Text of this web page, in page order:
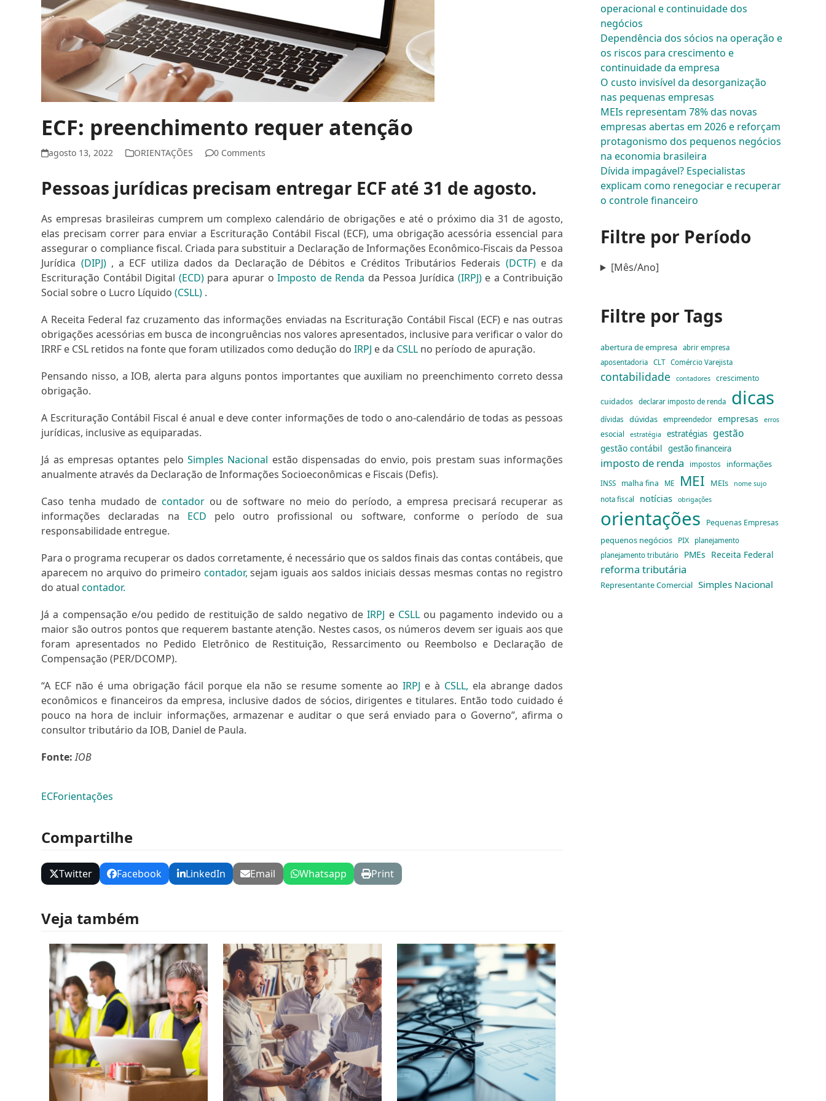
ECF: preenchimento requer atenção
agosto 13, 2022 ORIENTAÇÕES 0 Comments
Pessoas jurídicas precisam entregar ECF até 31 de agosto.
As empresas brasileiras cumprem um complexo calendário de obrigações e até o próximo dia 31 de agosto,
elas precisam correr para enviar a Escrituração Contábil Fiscal (ECF), uma obrigação acessória essencial para
assegurar o compliance fiscal. Criada para substituir a Declaração de Informações Econômico-Fiscais da Pessoa
Jurídica (DIPJ), a ECF utiliza dados da Declaração de Débitos e Créditos Tributários Federais (DCTF)e da
Escrituração Contábil Digital (ECD)para apurar oImposto de Renda da Pessoa Jurídica (IRPJ)e a Contribuição
Social sobre o Lucro Líquido(CSLL) .
A Receita Federal faz cruzamento das informações enviadas na Escrituração Contábil Fiscal (ECF) e nas outras
obrigações acessórias em busca de incongruências nos valores apresentados, inclusive para verificar o valor do
IRRF e CSL retidos na fonte que foram utilizados como dedução doIRPJ e da CSLL no período de apuração.
Pensando nisso, a IOB, alerta para alguns pontos importantes que auxiliam no preenchimento correto dessa
obrigação.
A Escrituração Contábil Fiscal é anual e deve conter informações de todo o ano-calendário de todas as pessoas
jurídicas, inclusive as equiparadas.
Já as empresas optantes peloSimples Nacional estão dispensadas do envio, pois prestam suas informações
anualmente através da Declaração de Informações Socioeconômicas e Fiscais (Defis).
Caso tenha mudado de contadorou de software no meio do período, a empresa precisará recuperar as
informações declaradas na ECD pelo outro profissional ou software, conforme o período de sua
responsabilidade entregue.
Para o programa recuperar os dados corretamente, é necessário que os saldos finais das contas contábeis, que
aparecem no arquivo do primeiro contador, sejam iguais aos saldos iniciais dessas mesmas contas no registro
do atualcontador.
Já a compensação e/ou pedido de restituição de saldo negativo deIRPJ e CSLLou pagamento indevido ou a
maior são outros pontos que requerem bastante atenção. Nestes casos, os números devem ser iguais aos que
foram apresentados no Pedido Eletrônico de Restituição, Ressarcimento ou Reembolso e Declaração de
Compensação (PER/DCOMP).
“A ECF não é uma obrigação fácil porque ela não se resume somente aoIRPJ e à CSLL, ela abrange dados
econômicos e financeiros da empresa, inclusive dados de sócios, dirigentes e titulares. Então todo cuidado é
pouco na hora de incluir informações, armazenar e auditar o que será enviado para o Governo”, afirma o
consultor tributário da IOB, Daniel de Paula.
Fonte: IOB
ECForientações
Compartilhe
Twitter Facebook LinkedIn Email Whatsapp Print
Veja também
operacional e continuidade dos
negócios
Dependência dos sócios na operação e
os riscos para crescimento e
continuidade da empresa
O custo invisível da desorganização
nas pequenas empresas
MEIs representam 78% das novas
empresas abertas em 2026 e reforçam
protagonismo dos pequenos negócios
na economia brasileira
Dívida impagável? Especialistas
explicam como renegociar e recuperar
o controle financeiro
Filtre por Período
[Mês/Ano]
Filtre por Tags
abertura de empresa
abrir empresa
aposentadoria
CLT Comércio Varejista
contabilidade contadores crescimento
cuidados declarar imposto de renda dicas
dívidas dúvidas empreendedor empresas erros
esocial estratégia estratégias gestão
gestão contábil gestão financeira
imposto de renda impostos informações
INSS malha fina ME MEI MEIs nome sujo
nota fiscal notícias obrigações
orientações Pequenas Empresas
pequenos negócios PIX
planejamento
planejamento tributário
PMEs Receita Federal
reforma tributária
Representante Comercial Simples Nacional